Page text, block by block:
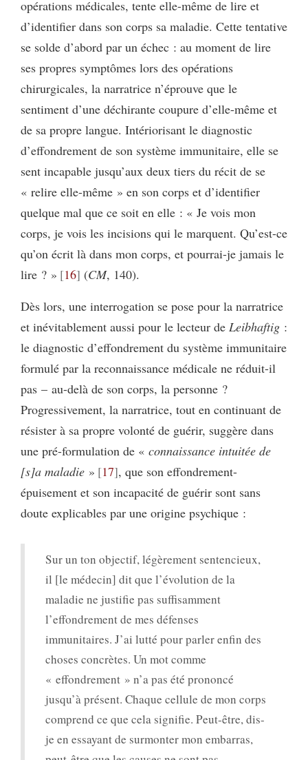
opérations médicales, tente elle-même de lire et
d’identifier dans son corps sa maladie. Cette tentative
se solde d’abord par un échec : au moment de lire
ses propres symptômes lors des opérations
chirurgicales, la narratrice n’éprouve que le
sentiment d’une déchirante coupure d’elle-même et
de sa propre langue. Intériorisant le diagnostic
d’effondrement de son système immunitaire, elle se
sent incapable jusqu’aux deux tiers du récit de se
« relire elle-même » en son corps et d’identifier
quelque mal que ce soit en elle : « Je vois mon
corps, je vois les incisions qui le marquent. Qu’est-ce
qu’on écrit là dans mon corps, et pourrai-je jamais le
lire ? » 16 (CM, 140).
Dès lors, une interrogation se pose pour la narratrice
et inévitablement aussi pour le lecteur de Leibhaftig :
le diagnostic d’effondrement du système immunitaire
formulé par la reconnaissance médicale ne réduit-il
pas – au-delà de son corps, la personne ?
Progressivement, la narratrice, tout en continuant de
résister à sa propre volonté de guérir, suggère dans
une pré-formulation de « connaissance intuitée de
[s]a maladie » 17 , que son effondrement-
épuisement et son incapacité de guérir sont sans
doute explicables par une origine psychique :
Sur un ton objectif, légèrement sentencieux,
il [le médecin] dit que l’évolution de la
maladie ne justifie pas suffisamment
l’effondrement de mes défenses
immunitaires. J’ai lutté pour parler enfin des
choses concrètes. Un mot comme
« effondrement » n’a pas été prononcé
jusqu’à présent. Chaque cellule de mon corps
comprend ce que cela signifie. Peut-être, dis-
je en essayant de surmonter mon embarras,